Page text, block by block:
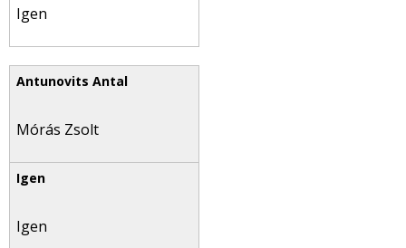
Igen
Mórás Zsolt
Igen